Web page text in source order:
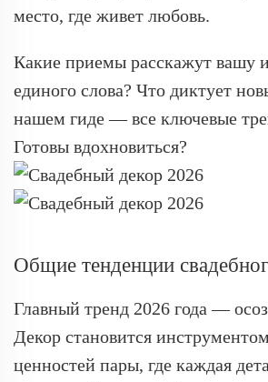
место, где живет любовь.
Какие приемы расскажут вашу
единого слова? Что диктует
нашем гиде — все ключевые
Готовы вдохновиться?
Общие тенденции
Главный тренд 2026 года —
Декор становится
ценностей пары, где каждая